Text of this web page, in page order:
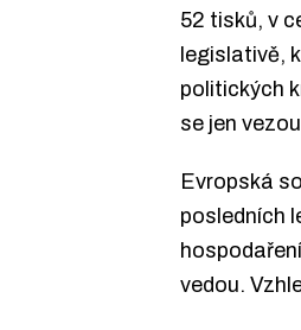
52 tisků, v
legislativě,
politických
se jen
Evropská
posledních
vedou.